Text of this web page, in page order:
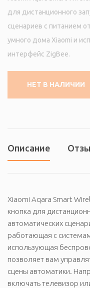
печи и
(Эфирные, IpTV и
плееры и мониторы
звуковые
для дистанционного
сценариев с питанием
умного дома Xiaomi и
интерфейс ZigBee.
НЕТ В НАЛИЧИИ
Описание
Xiaomi Aqara Smart
кнопка для
автоматических
работающая с
использующая
позволяет вам
сцены автоматики.
включать телевизор